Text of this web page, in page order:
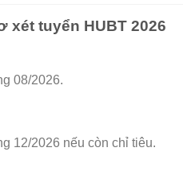
xét tuyển HUBT 2026
08/2026.
12/2026 nếu còn chỉ tiêu.